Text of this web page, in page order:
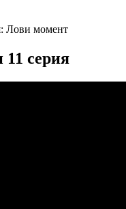
Лови момент
11 серия